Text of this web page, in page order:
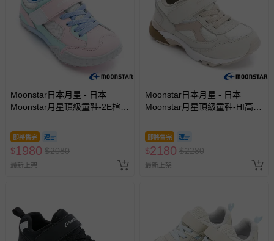
Moonstar日本月星 - 日本
Moonstar月星頂級童鞋-2E楦-
機能鞋-粉-15~21cm
即將售完
$1980 $2080
最新上架
Moonstar日本月星 - 日本
Moonstar月星頂級童鞋-HI高機
段)-機能鞋-卡其-15~21cm
即將售完
$2180 $2280
最新上架